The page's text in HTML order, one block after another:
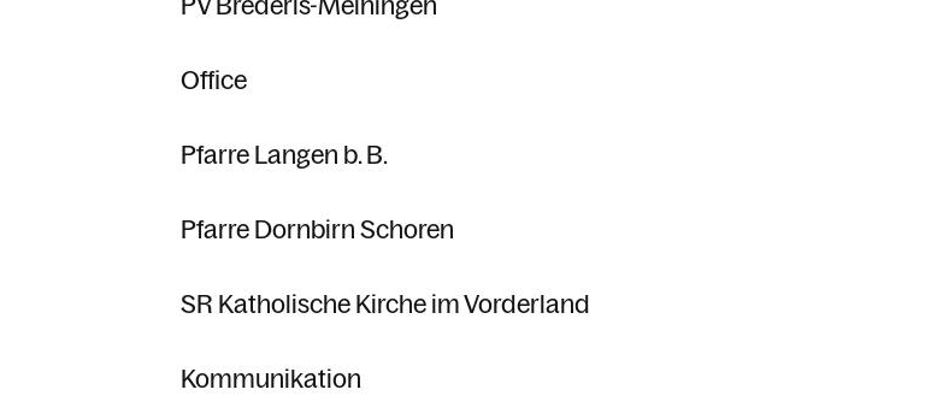
Office
Pfarre Langen b. B.
Pfarre Dornbirn Schoren
SR Katholische Kirche im Vorderland
Kommunikation